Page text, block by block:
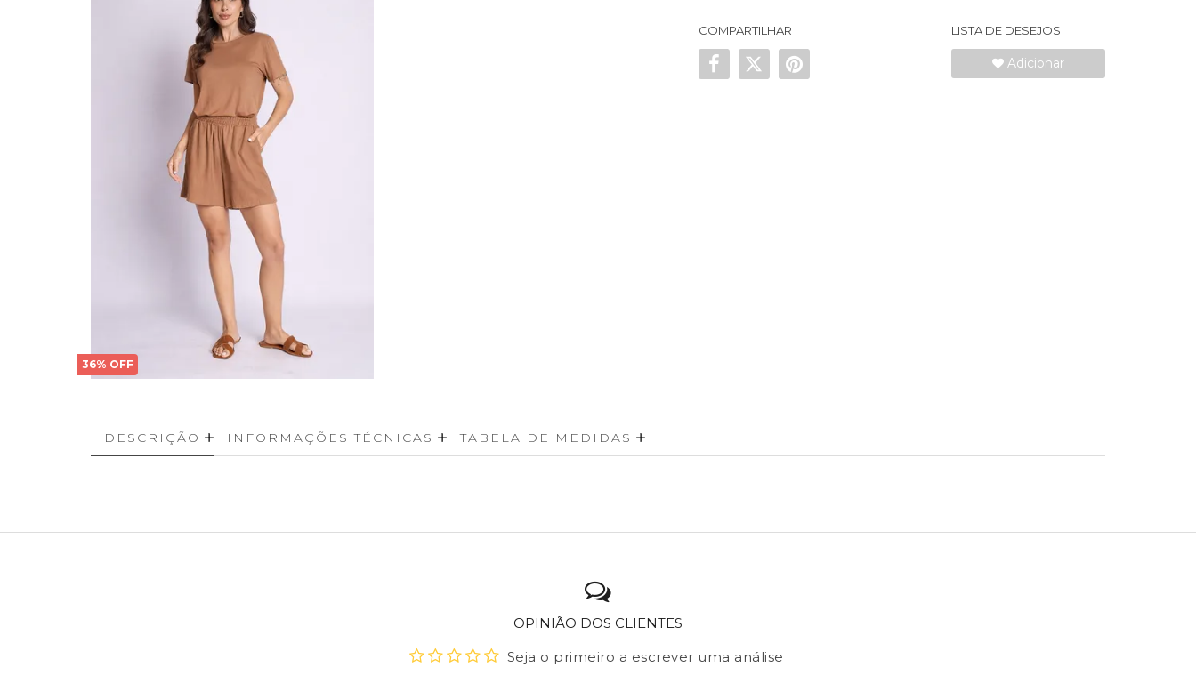
36% OFF
COMPARTILHAR LISTA DE DESEJOS
Adicionar
DESCRIÇÃO INFORMAÇÕES TÉCNICAS TABELA DE MEDIDAS
OPINIÃO DOS CLIENTES
Seja o primeiro a escrever uma análise